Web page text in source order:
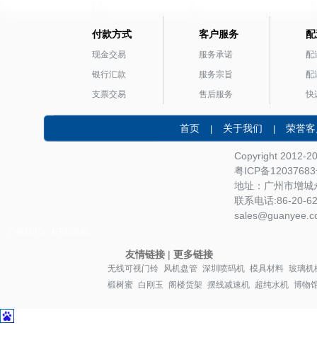
付款方式
现金交易
银行汇款
支票交易
客户服务
服务承诺
服务宗旨
售后服务
配
配
快
首页 关于我们 荣誉
Copyright 2012-
粤ICP备12037683
地址：广州市增
联系电话:86-20-
友情链接| 更多链接
无线可视门铃 风机盘管 深圳喷码机 模具材料 玻璃机
椴树蜜 白刚玉 阁楼货架 摆线减速机 超纯水机 博物